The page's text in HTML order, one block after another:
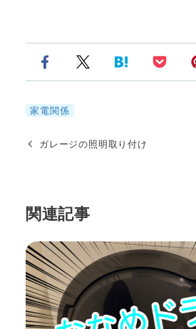
家電関係
ガレージの照明取り付け
関連記事